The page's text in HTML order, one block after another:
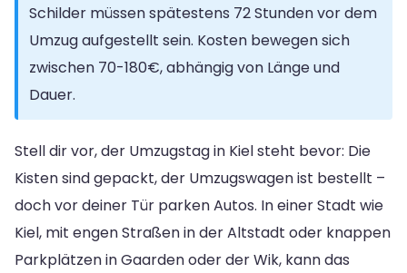
Schilder müssen spätestens 72 Stunden vor dem
Umzug aufgestellt sein. Kosten bewegen sich
zwischen 70-180€, abhängig von Länge und
Dauer.
Stell dir vor, der Umzugstag in Kiel steht bevor: Die
Kisten sind gepackt, der Umzugswagen ist bestellt –
doch vor deiner Tür parken Autos. In einer Stadt wie
Kiel, mit engen Straßen in der Altstadt oder knappen
Parkplätzen in Gaarden oder der Wik, kann das